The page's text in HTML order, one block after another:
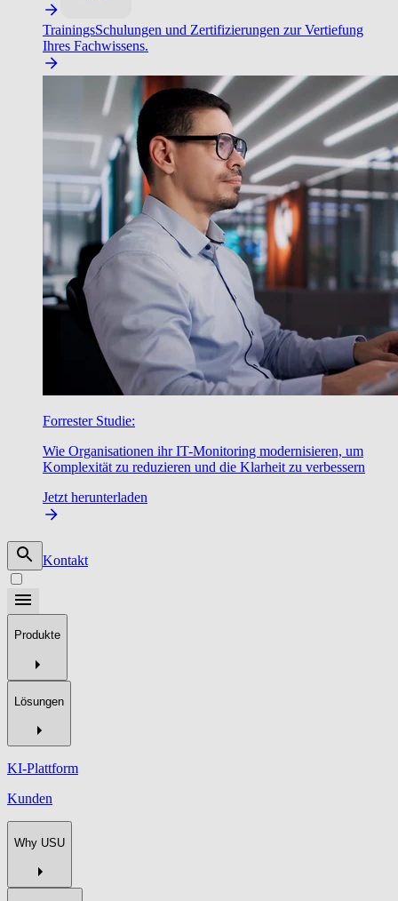
TrainingsSchulungen und Zertifizierungen zur Vertiefung
Ihres Fachwissens.
Forrester Studie:
Wie Organisationen ihr IT-Monitoring modernisieren, um
Komplexität zu reduzieren und die Klarheit zu verbessern
Jetzt herunterladen
Kontakt
Produkte
Lösungen
KI-Plattform
Kunden
Why USU